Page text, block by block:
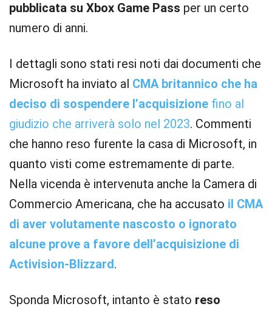
pubblicata su Xbox Game Pass per un certo
numero di anni.
I dettagli sono stati resi noti dai documenti che
Microsoft ha inviato al CMA britannico che ha
deciso di sospendere l’acquisizione fino al
giudizio che arriverà solo nel 2023. Commenti
che hanno reso furente la casa di Microsoft, in
quanto visti come estremamente di parte.
Nella vicenda è intervenuta anche la Camera di
Commercio Americana, che ha accusato il CMA
di aver volutamente nascosto o ignorato
alcune prove a favore dell’acquisizione di
Activision-Blizzard.
Sponda Microsoft, intanto è stato reso